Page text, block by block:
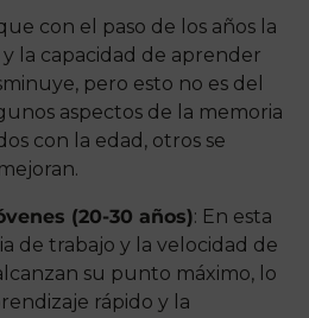
con el paso de los años la
la capacidad de aprender
pero esto no es del
aspectos de la memoria
con la edad, otros se
(20-30 años): En esta
de trabajo y la velocidad de
su punto máximo, lo
rápido y la